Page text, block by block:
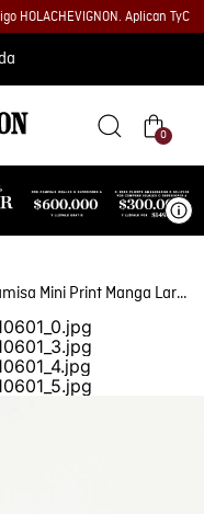
HOLACHEVIGNON. Aplican TyC
0
Camisa Mini Print Manga Larga para Hombre